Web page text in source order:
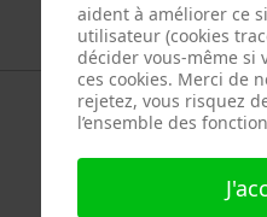
aident à améliorer ce
utilisateur (cookies
décider vous-même si
ces cookies. Merci de
rejetez, vous risquez
l’ensemble des